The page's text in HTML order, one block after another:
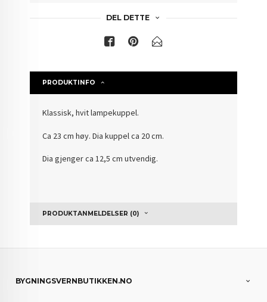
DEL DETTE
PRODUKTINFO
Klassisk, hvit lampekuppel.
Ca 23 cm høy. Dia kuppel ca 20 cm.
Dia gjenger ca 12,5 cm utvendig.
PRODUKTANMELDELSER (0)
BYGNINGSVERNBUTIKKEN.NO